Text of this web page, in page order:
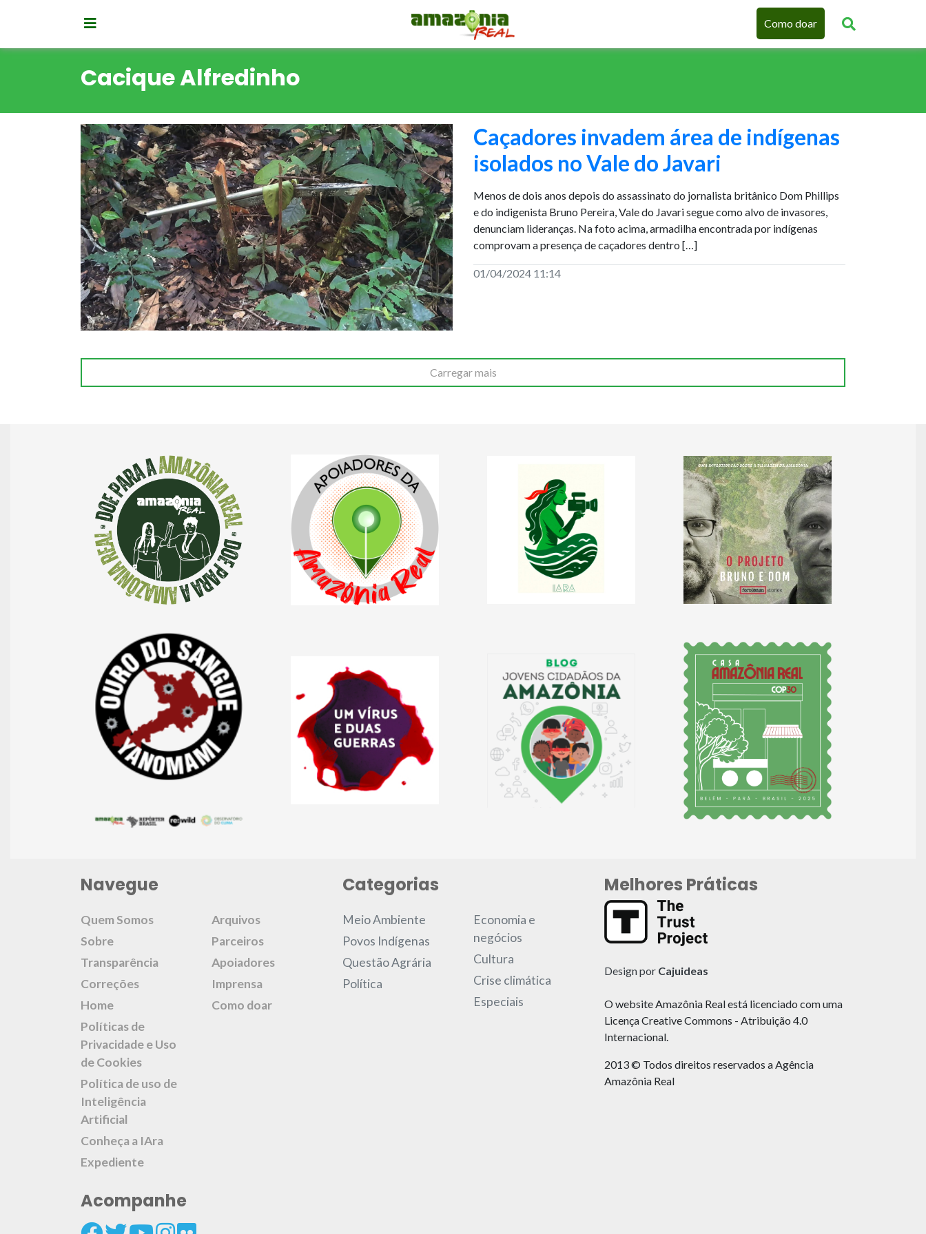
Como doar
Cacique Alfredinho
Caçadores invadem área de indígenas
isolados no Vale do Javari
Menos de dois anos depois do assassinato do jornalista britânico Dom Phillips
e do indigenista Bruno Pereira, Vale do Javari segue como alvo de invasores,
denunciam lideranças. Na foto acima, armadilha encontrada por indígenas
comprovam a presença de caçadores dentro […]
01/04/2024 11:14
Carregar mais
Navegue
Quem Somos
Sobre
Transparência
Correções
Home
Políticas de
Privacidade e Uso
de Cookies
Política de uso de
Inteligência
Artificial
Conheça a IAra
Expediente
Arquivos
Parceiros
Apoiadores
Imprensa
Como doar
Acompanhe
Categorias
Meio Ambiente
Povos Indígenas
Questão Agrária
Política
Economia e
negócios
Cultura
Crise climática
Especiais
Melhores Práticas
Design por Cajuideas
O website Amazônia Real está licenciado com uma
Licença Creative Commons - Atribuição 4.0
Internacional.
2013 © Todos direitos reservados a Agência
Amazônia Real